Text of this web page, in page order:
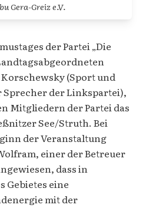
Gera-Greiz e.V.
der Partei „Die
(Sport und
der Linkspartei),
Mitgliedern der Partei das
See/Struth. Bei
der Veranstaltung
einer der Betreuer
dass in
Gebietes eine
mit der